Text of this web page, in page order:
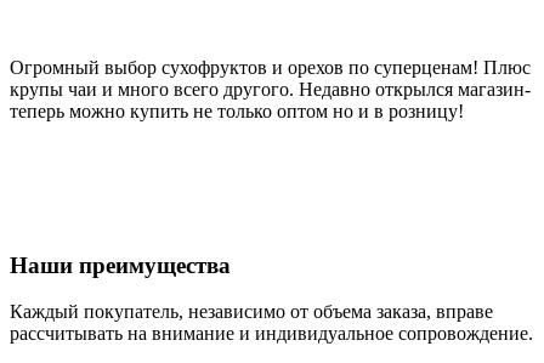
Огромный выбор сухофруктов и орехов по суперценам! Плюс
крупы чаи и много всего другого. Недавно открылся магазин-
теперь можно купить не только оптом но и в розницу!
Наши преимущества
Каждый покупатель, независимо от объема заказа, вправе
рассчитывать на внимание и индивидуальное сопровождение.